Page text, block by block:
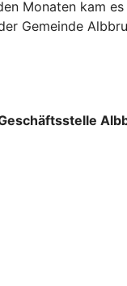
Monaten kam
Gemeinde